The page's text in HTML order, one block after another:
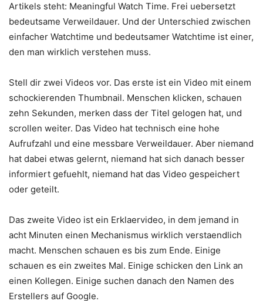
Artikels steht: Meaningful Watch Time. Frei uebersetzt
bedeutsame Verweildauer. Und der Unterschied zwischen
einfacher Watchtime und bedeutsamer Watchtime ist einer,
den man wirklich verstehen muss.
Stell dir zwei Videos vor. Das erste ist ein Video mit einem
schockierenden Thumbnail. Menschen klicken, schauen
zehn Sekunden, merken dass der Titel gelogen hat, und
scrollen weiter. Das Video hat technisch eine hohe
Aufrufzahl und eine messbare Verweildauer. Aber niemand
hat dabei etwas gelernt, niemand hat sich danach besser
informiert gefuehlt, niemand hat das Video gespeichert
oder geteilt.
Das zweite Video ist ein Erklaervideo, in dem jemand in
acht Minuten einen Mechanismus wirklich verstaendlich
macht. Menschen schauen es bis zum Ende. Einige
schauen es ein zweites Mal. Einige schicken den Link an
einen Kollegen. Einige suchen danach den Namen des
Erstellers auf Google.